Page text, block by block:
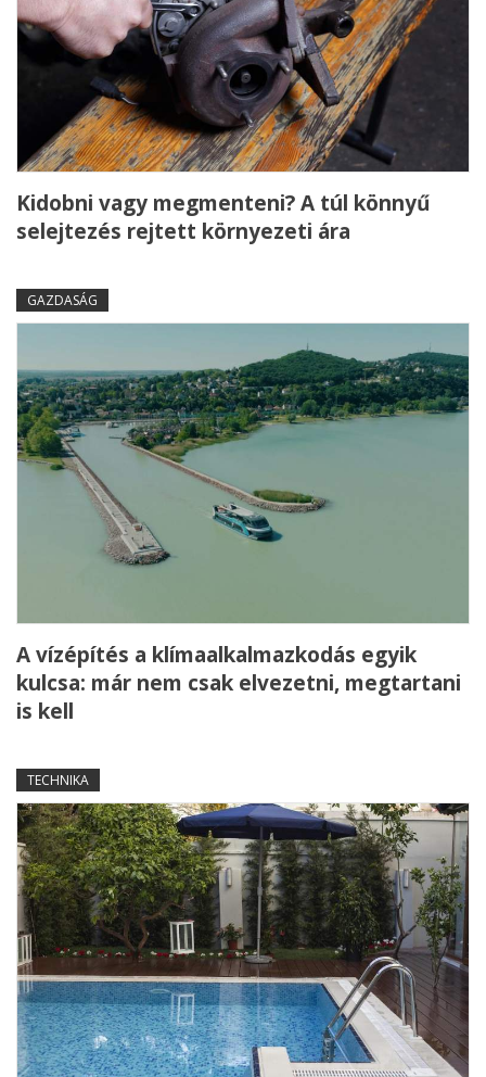
Kidobni vagy megmenteni? A túl könnyű
selejtezés rejtett környezeti ára
GAZDASÁG
A vízépítés a klímaalkalmazkodás egyik
kulcsa: már nem csak elvezetni, megtartani
is kell
TECHNIKA